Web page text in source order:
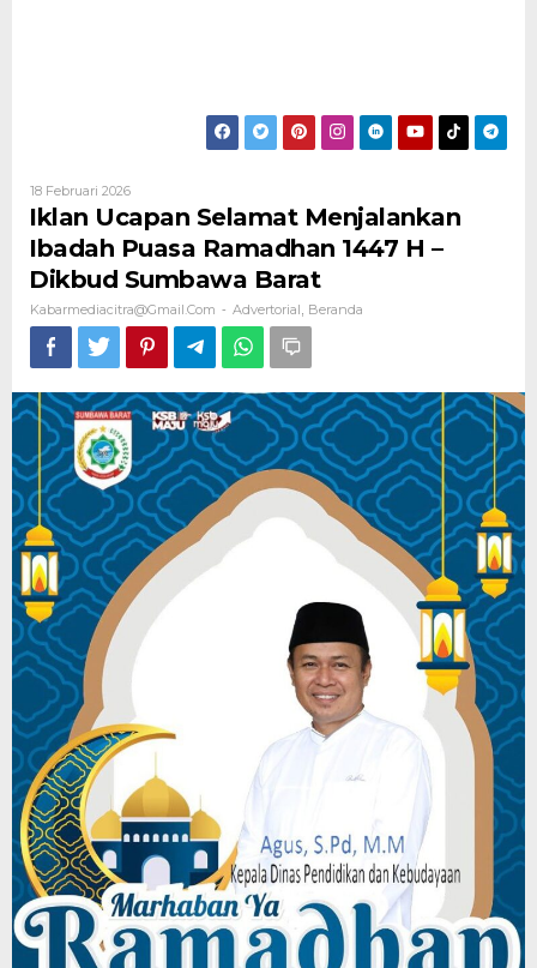
18 Februari 2026Oleh
Kabarmediacitra@gmail.com
Iklan Ucapan Selamat Menjalankan
Ibadah Puasa Ramadhan 1447 H –
Dikbud Sumbawa Barat
Kabarmediacitra@gmail.com - Advertorial Beranda